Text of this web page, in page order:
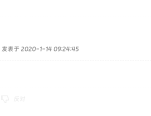
发表于 2020-1-14 09:24:45